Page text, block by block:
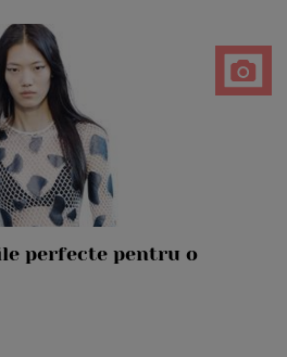
perfecte pentru o